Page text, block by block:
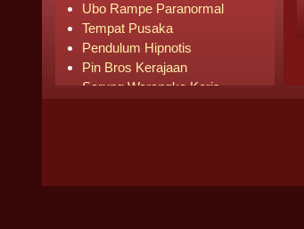
Ubo Rampe Paranormal
Tempat Pusaka
Pendulum Hipnotis
Pin Bros Kerajaan
Sarung Warangka Keris
Pusaka Laris Terjual